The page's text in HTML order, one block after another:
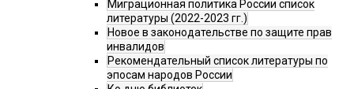
Миграционная политика России список
литературы (2022-2023 гг.)
Новое в законодательстве по защите прав
инвалидов
Рекомендательный список литературы по
эпосам народов России